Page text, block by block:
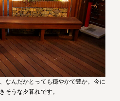
なんだかとっても穏やかで豊か。今に
そうな夕暮れです。